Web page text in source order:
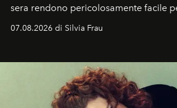
sera rendono pericolosamente facile
cognizione del tempo. Ma con
07.08.2026 di Silvia Frau